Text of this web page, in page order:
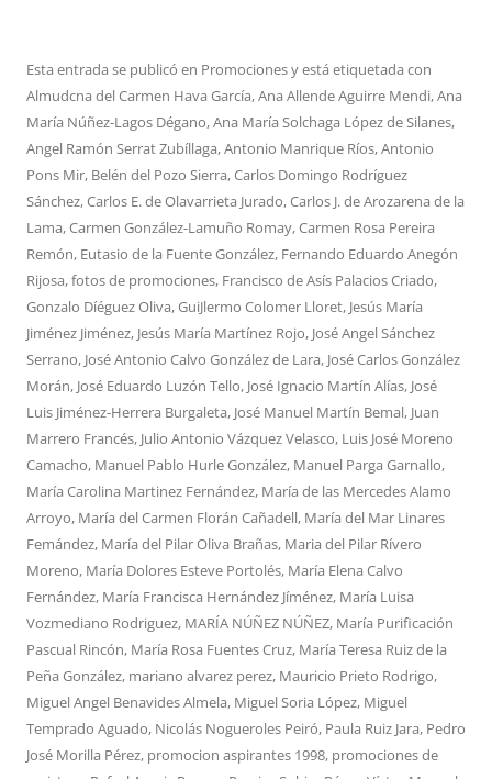
Esta entrada se publicó en Promocionesy está etiquetada con
Almudcna del Carmen Hava García,Ana Allende Aguirre Mendi,Ana
María Núñez-Lagos Dégano,Ana María Solchaga López de Silanes,
Angel Ramón Serrat Zubíllaga,Antonio Manrique Ríos,Antonio
Pons Mir, Belén del Pozo Sierra,Carlos Domingo Rodríguez
Sánchez,Carlos E. de Olavarrieta Jurado,Carlos J. de Arozarena de la
Lama,Carmen González-Lamuño Romay,Carmen Rosa Pereira
Remón, Eutasio de la Fuente González, Fernando Eduardo Anegón
Rijosa,fotos de promociones, Francisco de Asís Palacios Criado,
Gonzalo Díéguez Oliva,GuiJlermo Colomer Lloret, Jesús María
Jiménez Jiménez, Jesús María Martínez Rojo, José Angel Sánchez
Serrano, José Antonio Calvo González de Lara, José Carlos González
Morán, José Eduardo Luzón Tello, José Ignacio Martín Alías, José
Luis Jiménez-Herrera Burgaleta, José Manuel Martín Bemal, Juan
Marrero Francés, Julio Antonio Vázquez Velasco, Luis José Moreno
Camacho, Manuel Pablo Hurle González, Manuel Parga Garnallo,
María Carolina Martinez Fernández, María de las Mercedes Alamo
Arroyo, María del Carmen Florán Cañadell, María del Mar Linares
Femández, María del Pilar Oliva Brañas, Maria del Pilar Rívero
Moreno, María Dolores Esteve Portolés, María Elena Calvo
Fernández, María Francisca Hernández Jíménez, María Luisa
Vozmediano Rodriguez, MARÍA NÚÑEZ NÚÑEZ, María Purificación
Pascual Rincón, María Rosa Fuentes Cruz, María Teresa Ruiz de la
Peña González, mariano alvarez perez, Mauricio Prieto Rodrigo,
Miguel Angel Benavides Almela, Miguel Soria López, Miguel
Temprado Aguado, Nicolás Nogueroles Peiró, Paula Ruiz Jara, Pedro
José Morilla Pérez, promocion aspirantes 1998, promociones de